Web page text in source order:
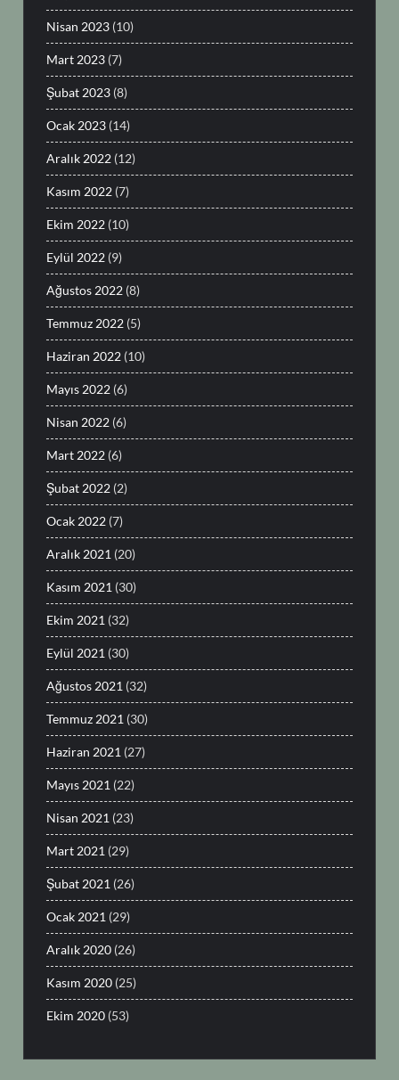
Nisan 2023 (10)
Mart 2023 (7)
Şubat 2023 (8)
Ocak 2023 (14)
Aralık 2022 (12)
Kasım 2022 (7)
Ekim 2022 (10)
Eylül 2022 (9)
Ağustos 2022 (8)
Temmuz 2022 (5)
Haziran 2022 (10)
Mayıs 2022 (6)
Nisan 2022 (6)
Mart 2022 (6)
Şubat 2022 (2)
Ocak 2022 (7)
Aralık 2021 (20)
Kasım 2021 (30)
Ekim 2021 (32)
Eylül 2021 (30)
Ağustos 2021 (32)
Temmuz 2021 (30)
Haziran 2021 (27)
Mayıs 2021 (22)
Nisan 2021 (23)
Mart 2021 (29)
Şubat 2021 (26)
Ocak 2021 (29)
Aralık 2020 (26)
Kasım 2020 (25)
Ekim 2020 (53)